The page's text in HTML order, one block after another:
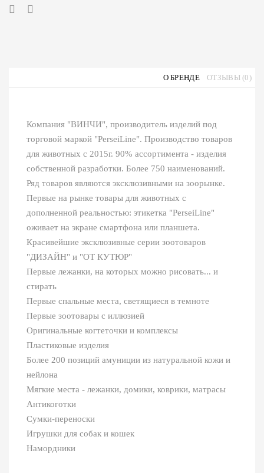
О БРЕНДЕ ОТЗЫВЫ (0)
Компания "ВИНЧИ", производитель изделий под
торговой маркой "PerseiLine". Производство товаров
для животных с 2015г. 90% ассортимента - изделия
собственной разработки. Более 750 наименований.
Ряд товаров являются эксклюзивными на зоорынке.
Первые на рынке товары для животных с
дополненной реальностью: этикетка "PerseiLine"
оживает на экране смартфона или планшета.
Красивейшие эксклюзивные серии зоотоваров
"ДИЗАЙН" и "ОТ КУТЮР"
Первые лежанки, на которых можно рисовать... и
стирать
Первые спальные места, светящиеся в темноте
Первые зоотовары с иллюзией
Оригинальные когтеточки и комплексы
Пластиковые изделия
Более 200 позиций амуниции из натуральной кожи и
нейлона
Мягкие места - лежанки, домики, коврики, матрасы
Антикоготки
Сумки-переноски
Игрушки для собак и кошек
Намордники